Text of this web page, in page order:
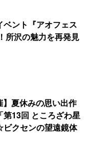
ント『アオフェス
所沢の魅力を再発見
】夏休みの思い出作
第13回 ところざわ星
クセンの望遠鏡体